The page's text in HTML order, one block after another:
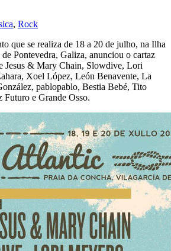
, Rock
que se realiza de 18 a 20 de julho, na Ilha
Pontevedra, Galiza, anunciou o cartaz
Jesus & Mary Chain, Slowdive, Lori
Xoel López, León Benavente, La
pablopablo, Bestia Bebé, Tito
e Grande Osso.